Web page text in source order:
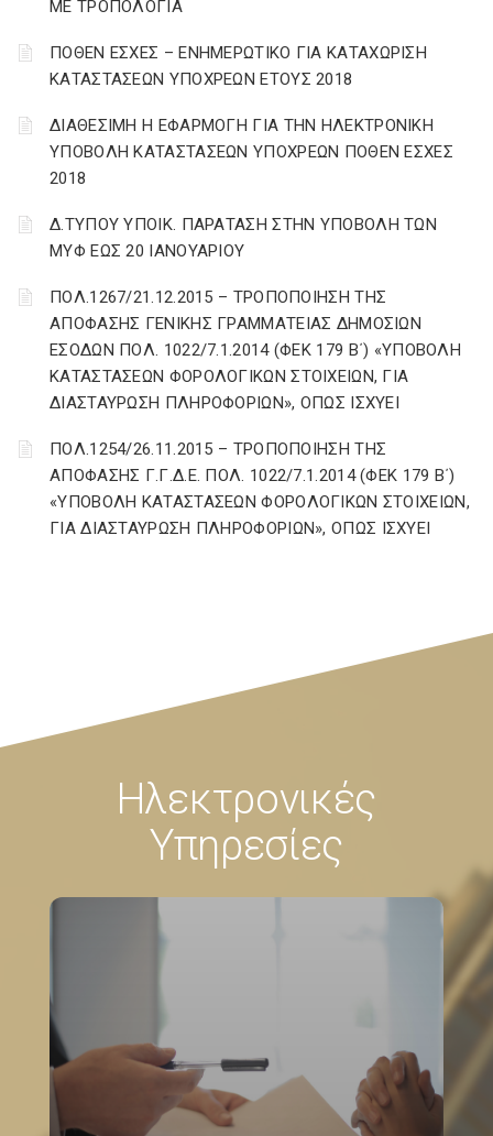
ΜΕ ΤΡΟΠΟΛΟΓΙΑ
ΠΟΘΕΝ ΕΣΧΕΣ – ΕΝΗΜΕΡΩΤΙΚΟ ΓΙΑ ΚΑΤΑΧΩΡΙΣΗ
ΚΑΤΑΣΤΑΣΕΩΝ ΥΠΟΧΡΕΩΝ ΕΤΟΥΣ 2018
ΔΙΑΘΕΣΙΜΗ Η ΕΦΑΡΜΟΓΗ ΓΙΑ ΤΗΝ ΗΛΕΚΤΡΟΝΙΚΗ
ΥΠΟΒΟΛΗ ΚΑΤΑΣΤΑΣΕΩΝ ΥΠΟΧΡΕΩΝ ΠΟΘΕΝ ΕΣΧΕΣ
2018
Δ.ΤΥΠΟΥ ΥΠΟΙΚ. ΠΑΡΑΤΑΣΗ ΣΤΗΝ ΥΠΟΒΟΛΗ ΤΩΝ
ΜΥΦ ΕΩΣ 20 ΙΑΝΟΥΑΡΙΟΥ
ΠΟΛ.1267/21.12.2015 – ΤΡΟΠΟΠΟΙΗΣΗ ΤΗΣ
ΑΠΟΦΑΣΗΣ ΓΕΝΙΚΗΣ ΓΡΑΜΜΑΤΕΙΑΣ ΔΗΜΟΣΙΩΝ
ΕΣΟΔΩΝ ΠΟΛ. 1022/7.1.2014 (ΦΕΚ 179 Β΄) «ΥΠΟΒΟΛΗ
ΚΑΤΑΣΤΑΣΕΩΝ ΦΟΡΟΛΟΓΙΚΩΝ ΣΤΟΙΧΕΙΩΝ, ΓΙΑ
ΔΙΑΣΤΑΥΡΩΣΗ ΠΛΗΡΟΦΟΡΙΩΝ», ΟΠΩΣ ΙΣΧΥΕΙ
ΠΟΛ.1254/26.11.2015 – ΤΡΟΠΟΠΟΙΗΣΗ ΤΗΣ
ΑΠΟΦΑΣΗΣ Γ.Γ.Δ.Ε. ΠΟΛ. 1022/7.1.2014 (ΦΕΚ 179 Β΄)
«ΥΠΟΒΟΛΗ ΚΑΤΑΣΤΑΣΕΩΝ ΦΟΡΟΛΟΓΙΚΩΝ ΣΤΟΙΧΕΙΩΝ,
ΓΙΑ ΔΙΑΣΤΑΥΡΩΣΗ ΠΛΗΡΟΦΟΡΙΩΝ», ΟΠΩΣ ΙΣΧΥΕΙ
Ηλεκτρονικές
Υπηρεσίες